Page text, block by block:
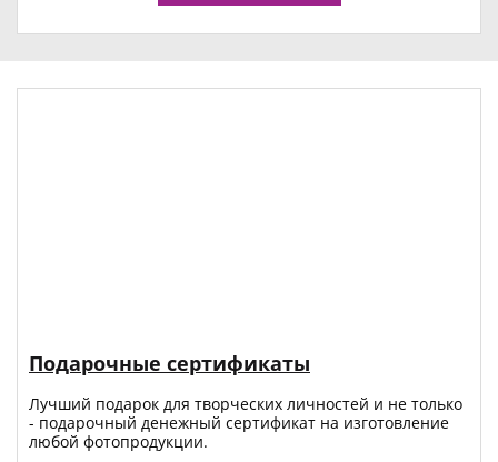
Подарочные сертификаты
Лучший подарок для творческих личностей и не только
- подарочный денежный сертификат на изготовление
любой фотопродукции.